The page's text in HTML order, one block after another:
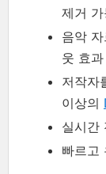
제거 가
음악
웃 효과
저작자
이상의
실시간
빠르고